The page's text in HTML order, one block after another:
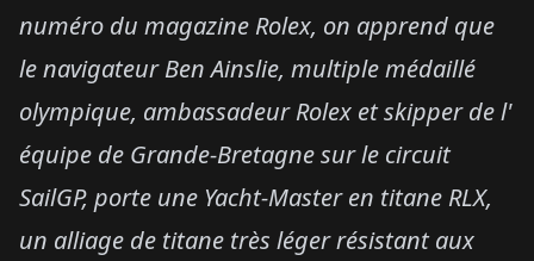
numéro du magazine Rolex, on apprend que
le navigateur Ben Ainslie, multiple médaillé
olympique, ambassadeur Rolex et skipper de l'
équipe de Grande-Bretagne sur le circuit
SailGP, porte une Yacht-Master en titane RLX,
un alliage de titane très léger résistant aux